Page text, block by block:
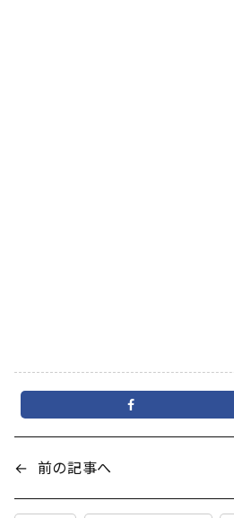
← 前の記事へ